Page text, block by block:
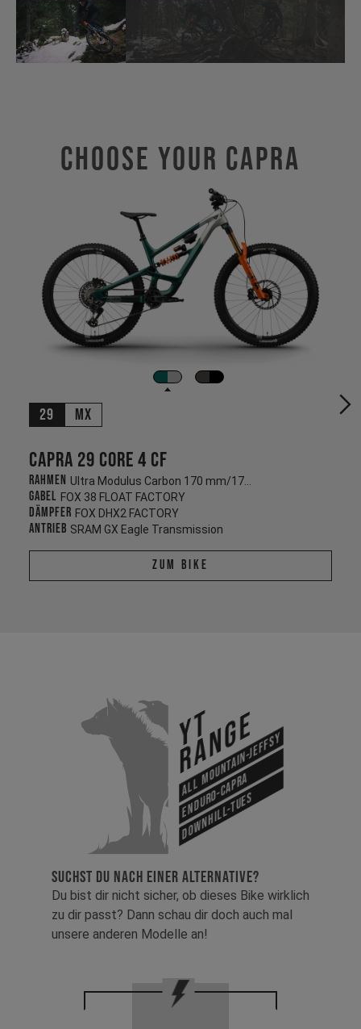
Choose Your CAPRA
29 MX
Capra 29 CORE 4 CF
Rahmen Ultra Modulus Carbon 170 mm/170 mm
Gabel FOX 38 FLOAT FACTORY
Dämpfer FOX DHX2 FACTORY
Antrieb SRAM GX Eagle Transmission
Zum Bike
YT
Range
All Mountain-Jeffsy
Enduro-Capra
Downhill-Tues
SUCHST DU NACH EINER ALTERNATIVE?
Du bist dir nicht sicher, ob dieses Bike wirklich
zu dir passt? Dann schau dir doch auch mal
unsere anderen Modelle an!